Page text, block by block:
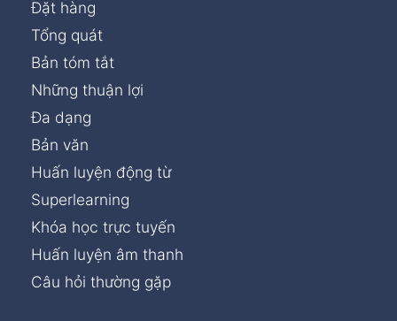
Đặt hàng
Tổng quát
Bản tóm tắt
Những thuận lợi
Đa dạng
Bản văn
Huấn luyện động từ
Superlearning
Khóa học trực tuyến
Huấn luyện âm thanh
Câu hỏi thường gặp